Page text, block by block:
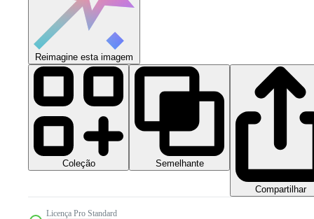
Reimagine esta imagem
Coleção Semelhante
Compartilhar
Licença Pro Standard